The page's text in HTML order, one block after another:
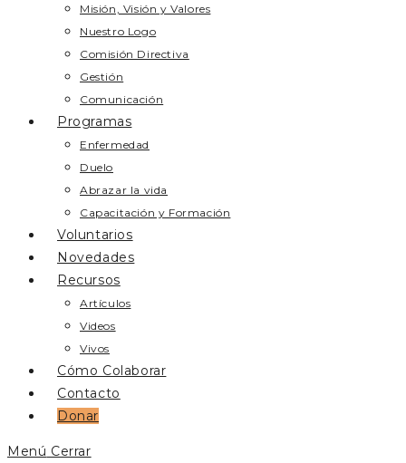
Misión, Visión y Valores
Nuestro Logo
Comisión Directiva
Gestión
Comunicación
Programas
Enfermedad
Duelo
Abrazar la vida
Capacitación y Formación
Voluntarios
Novedades
Recursos
Artículos
Videos
Vivos
Cómo Colaborar
Contacto
Donar
Menú Cerrar